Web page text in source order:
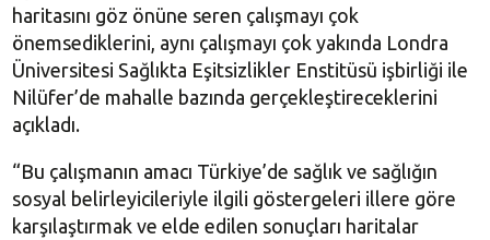
haritasını göz önüne seren çalışmayı çok
önemsediklerini, aynı çalışmayı çok yakında Londra
Üniversitesi Sağlıkta Eşitsizlikler Enstitüsü işbirliği ile
Nilüfer’de mahalle bazında gerçekleştireceklerini
açıkladı.
“Bu çalışmanın amacı Türkiye’de sağlık ve sağlığın
sosyal belirleyicileriyle ilgili göstergeleri illere göre
karşılaştırmak ve elde edilen sonuçları haritalar